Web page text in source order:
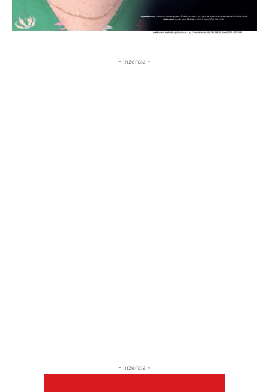
- Inzercia -
- Inzercia -